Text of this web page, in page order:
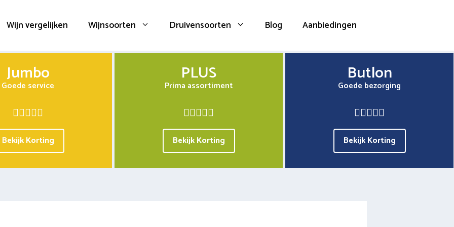
Wijn vergelijken Wijnsoorten Druivensoorten Blog Aanbiedingen
Jumbo
Goede service
Bekijk Korting
PLUS
Prima assortiment
Bekijk Korting
Butlon
Goede bezorging
Bekijk Korting